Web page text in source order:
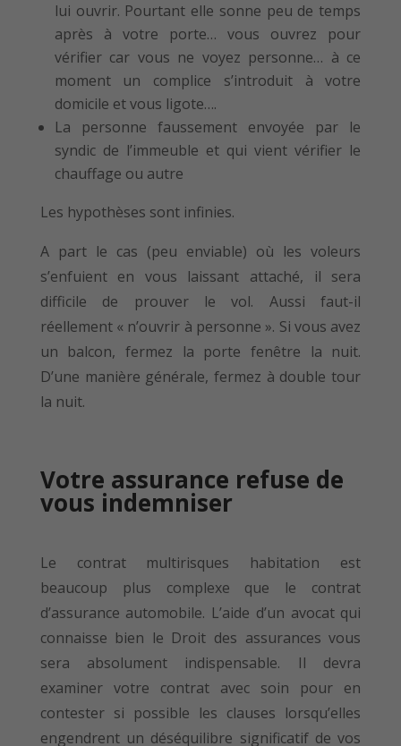
lui ouvrir. Pourtant elle sonne peu de temps
après à votre porte… vous ouvrez pour
vérifier car vous ne voyez personne… à ce
moment un complice s’introduit à votre
domicile et vous ligote….
La personne faussement envoyée par le
syndic de l’immeuble et qui vient vérifier le
chauffage ou autre
Les hypothèses sont infinies.
A part le cas (peu enviable) où les voleurs
s’enfuient en vous laissant attaché, il sera
difficile de prouver le vol. Aussi faut-il
réellement « n’ouvrir à personne ». Si vous avez
un balcon, fermez la porte fenêtre la nuit.
D’une manière générale, fermez à double tour
la nuit.
Votre assurance refuse de
vous indemniser
Le contrat multirisques habitation est
beaucoup plus complexe que le contrat
d’assurance automobile. L’aide d’un avocat qui
connaisse bien le Droit des assurances vous
sera absolument indispensable. Il devra
examiner votre contrat avec soin pour en
contester si possible les clauses lorsqu’elles
engendrent un déséquilibre significatif de vos